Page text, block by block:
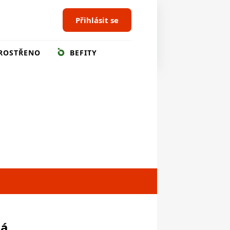
Přihlásit se
BEFITY